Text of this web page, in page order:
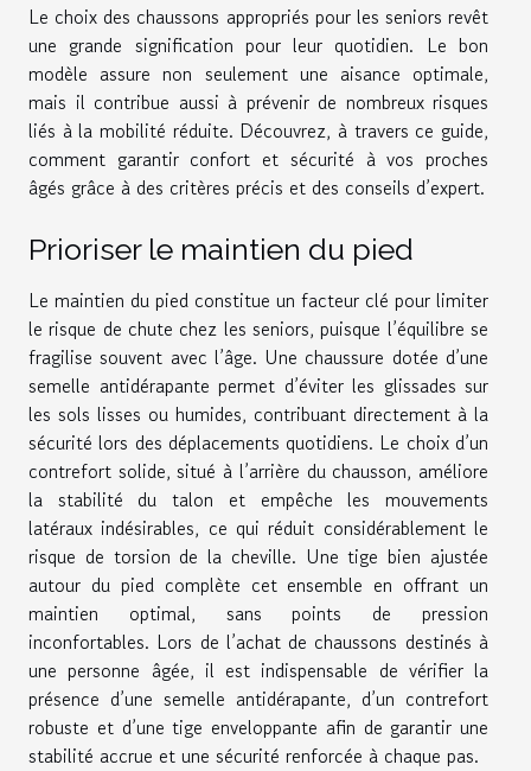
Le choix des chaussons appropriés pour les seniors revêt
une grande signification pour leur quotidien. Le bon
modèle assure non seulement une aisance optimale,
mais il contribue aussi à prévenir de nombreux risques
liés à la mobilité réduite. Découvrez, à travers ce guide,
comment garantir confort et sécurité à vos proches
âgés grâce à des critères précis et des conseils d’expert.
Prioriser le maintien du pied
Le maintien du pied constitue un facteur clé pour limiter
le risque de chute chez les seniors, puisque l’équilibre se
fragilise souvent avec l’âge. Une chaussure dotée d’une
semelle antidérapante permet d’éviter les glissades sur
les sols lisses ou humides, contribuant directement à la
sécurité lors des déplacements quotidiens. Le choix d’un
contrefort solide, situé à l’arrière du chausson, améliore
la stabilité du talon et empêche les mouvements
latéraux indésirables, ce qui réduit considérablement le
risque de torsion de la cheville. Une tige bien ajustée
autour du pied complète cet ensemble en offrant un
maintien optimal, sans points de pression
inconfortables. Lors de l’achat de chaussons destinés à
une personne âgée, il est indispensable de vérifier la
présence d’une semelle antidérapante, d’un contrefort
robuste et d’une tige enveloppante afin de garantir une
stabilité accrue et une sécurité renforcée à chaque pas.